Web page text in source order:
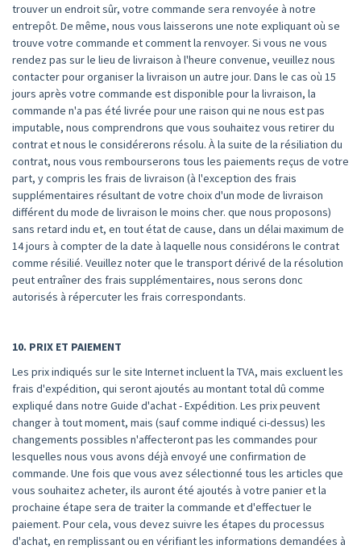
trouver un endroit sûr, votre commande sera renvoyée à notre
entrepôt. De même, nous vous laisserons une note expliquant où se
trouve votre commande et comment la renvoyer. Si vous ne vous
rendez pas sur le lieu de livraison à l'heure convenue, veuillez nous
contacter pour organiser la livraison un autre jour. Dans le cas où 15
jours après votre commande est disponible pour la livraison, la
commande n'a pas été livrée pour une raison qui ne nous est pas
imputable, nous comprendrons que vous souhaitez vous retirer du
contrat et nous le considérerons résolu. À la suite de la résiliation du
contrat, nous vous rembourserons tous les paiements reçus de votre
part, y compris les frais de livraison (à l'exception des frais
supplémentaires résultant de votre choix d'un mode de livraison
différent du mode de livraison le moins cher. que nous proposons)
sans retard indu et, en tout état de cause, dans un délai maximum de
14 jours à compter de la date à laquelle nous considérons le contrat
comme résilié. Veuillez noter que le transport dérivé de la résolution
peut entraîner des frais supplémentaires, nous serons donc
autorisés à répercuter les frais correspondants.
10. PRIX ET PAIEMENT
Les prix indiqués sur le site Internet incluent la TVA, mais excluent les
frais d'expédition, qui seront ajoutés au montant total dû comme
expliqué dans notre Guide d'achat - Expédition. Les prix peuvent
changer à tout moment, mais (sauf comme indiqué ci-dessus) les
changements possibles n'affecteront pas les commandes pour
lesquelles nous vous avons déjà envoyé une confirmation de
commande. Une fois que vous avez sélectionné tous les articles que
vous souhaitez acheter, ils auront été ajoutés à votre panier et la
prochaine étape sera de traiter la commande et d'effectuer le
paiement. Pour cela, vous devez suivre les étapes du processus
d'achat, en remplissant ou en vérifiant les informations demandées à